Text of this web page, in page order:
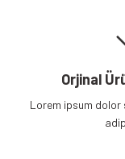
Orjinal
Lorem ipsum